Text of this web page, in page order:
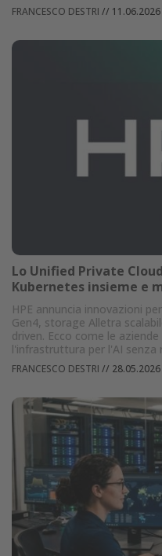
FRANCESCO DESTRI // 11.06.2026
Lo Unified Private
Kubernetes insieme e
HPE annuncia innovazioni
Gen4, storage Alletra
driven. Ecco come le
l'infrastruttura per l'AI senza
FRANCESCO DESTRI // 28.05.2026